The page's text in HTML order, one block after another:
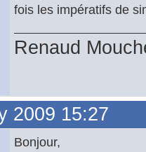
fois les impératifs de
Renaud
2009 15:27
Bonjour,